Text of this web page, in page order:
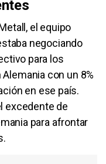
el equipo
negociando
para los
con un 8%
en ese país.
excedente de
para afrontar